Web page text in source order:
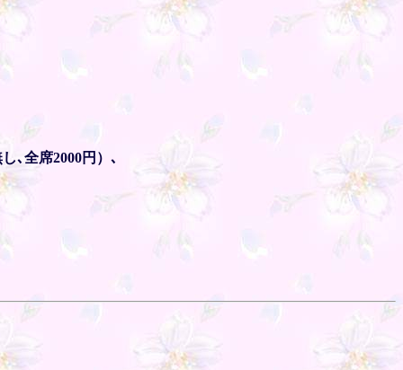
､全席2000円）､